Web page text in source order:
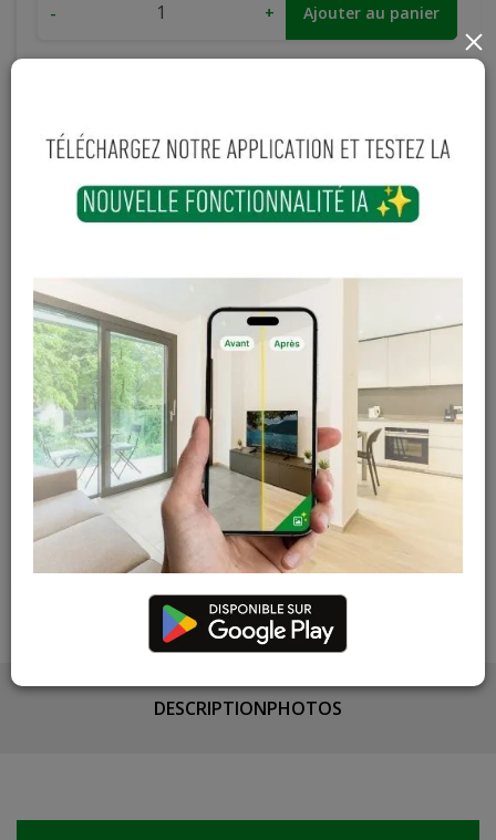
- + Ajouter au panier
En stock
Magasin / Entrepôt Quantité
Court-St-Etienne
Cuesmes
Contactez Diffusion Menuiserie pour obtenir le temps de
réapprovisionnement pour ce produit
Les teintes, nuances et veinages des photos peuvent
varier par rapport au produit réel
DESCRIPTIONPHOTOS
×